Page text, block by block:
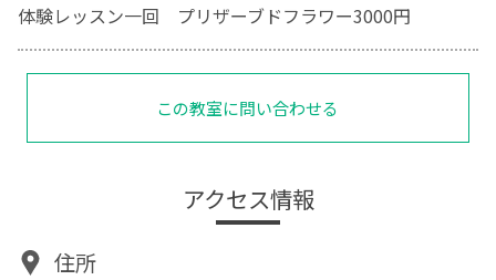
体験レッスン一回 プリザーブドフラワー3000円
この教室に問い合わせる
アクセス情報
住所